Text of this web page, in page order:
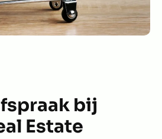
bij
Estate